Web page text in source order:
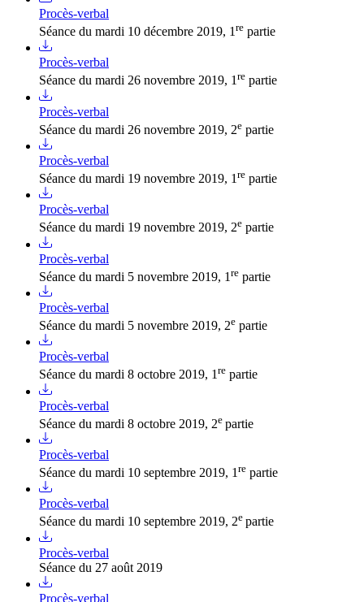
Procès-verbal
Séance du mardi 10 décembre 2019, 1re partie
Procès-verbal
Séance du mardi 26 novembre 2019, 1re partie
Procès-verbal
Séance du mardi 26 novembre 2019, 2e partie
Procès-verbal
Séance du mardi 19 novembre 2019, 1re partie
Procès-verbal
Séance du mardi 19 novembre 2019, 2e partie
Procès-verbal
Séance du mardi 5 novembre 2019, 1 re partie
Procès-verbal
Séance du mardi 5 novembre 2019, 2e partie
Procès-verbal
Séance du mardi 8 octobre 2019, 1re partie
Procès-verbal
Séance du mardi 8 octobre 2019, 2e partie
Procès-verbal
Séance du mardi 10 septembre 2019, 1 re partie
Procès-verbal
Séance du mardi 10 septembre 2019, 2e partie
Procès-verbal
Séance du 27 août 2019
Procès-verbal